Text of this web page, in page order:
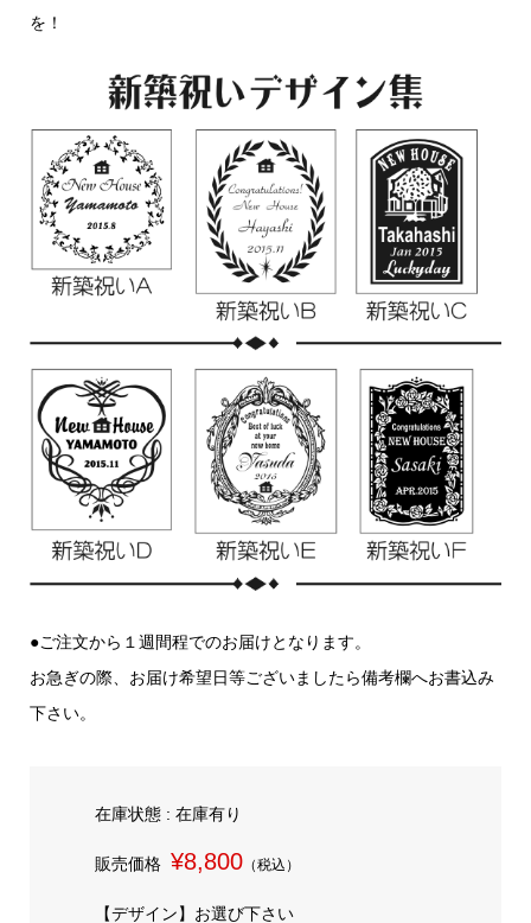
を！
●ご注文から１週間程でのお届けとなります。
お急ぎの際、お届け希望日等ございましたら備考欄へお書込み
下さい。
在庫状態 : 在庫有り
販売価格 ¥8,800（税込）
【デザイン】お選び下さい